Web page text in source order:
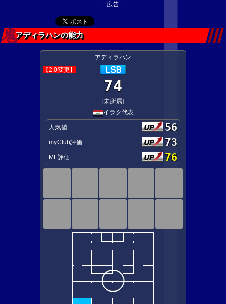
━ 広告 ━
アディラハンの能力
アディラハン
【2.0変更】
74
[未所属]
イラク代表
人気値 56
myClub評価 73
ML評価 76